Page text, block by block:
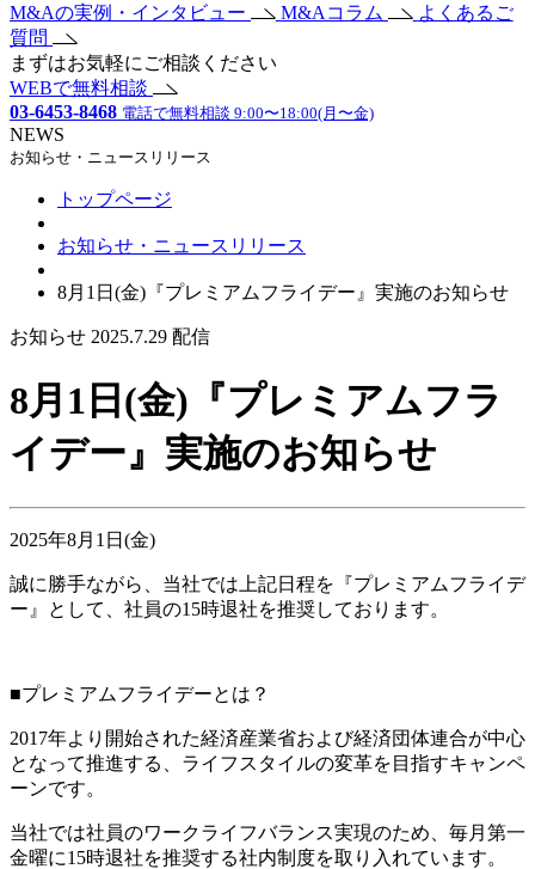
M&Aの実例・インタビュー
M&Aコラム
よくあるご
質問
まずはお気軽にご相談ください
WEBで無料相談
03-6453-8468 電話で無料相談 9:00〜18:00(月〜金)
NEWS
お知らせ・ニュースリリース
トップページ
お知らせ・ニュースリリース
8月1日(金)『プレミアムフライデー』実施のお知らせ
お知らせ 2025.7.29 配信
8月1日(金)『プレミアムフラ
イデー』実施のお知らせ
2025年8月1日(金)
誠に勝手ながら、当社では上記日程を『プレミアムフライデ
ー』として、社員の15時退社を推奨しております。
■プレミアムフライデーとは？
2017年より開始された経済産業省および経済団体連合が中心
となって推進する、ライフスタイルの変革を目指すキャンペ
ーンです。
当社では社員のワークライフバランス実現のため、毎月第一
金曜に15時退社を推奨する社内制度を取り入れています。